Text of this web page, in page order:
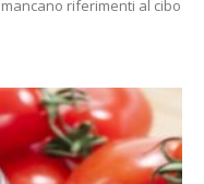
riferimenti al cibo